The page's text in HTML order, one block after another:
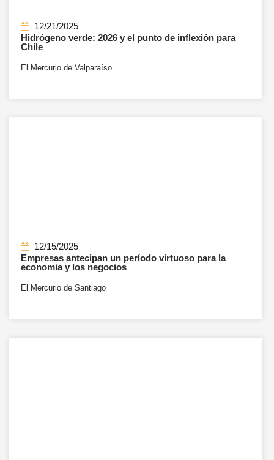
12/21/2025
Hidrógeno verde: 2026 y el punto de inflexión para
Chile
El Mercurio de Valparaíso
12/15/2025
Empresas antecipan un período virtuoso para la
economia y los negocios
El Mercurio de Santiago